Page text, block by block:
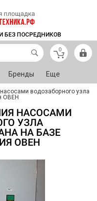
БЕЗ ПОСРЕДНИКОВ
0
Бренды Еще
водозаборного узла
ОВЕН
НАСОСАМИ
УЗЛА
НА БАЗЕ
ОВЕН